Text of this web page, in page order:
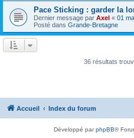
Pace Sticking : garder la
Dernier message par Axel « 01
Posté dans Grande-Bretagne
36 résultats
Accueil Index du forum
Développé parphpBB®